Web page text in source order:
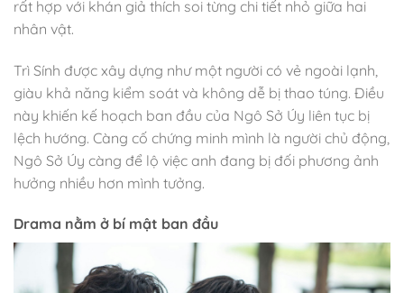
rất hợp với khán giả thích soi từng chi tiết nhỏ giữa hai
nhân vật.
Trì Sính được xây dựng như một người có vẻ ngoài lạnh,
giàu khả năng kiểm soát và không dễ bị thao túng. Điều
này khiến kế hoạch ban đầu của Ngô Sở Úy liên tục bị
lệch hướng. Càng cố chứng minh mình là người chủ động,
Ngô Sở Úy càng để lộ việc anh đang bị đối phương ảnh
hưởng nhiều hơn mình tưởng.
Drama nằm ở bí mật ban đầu